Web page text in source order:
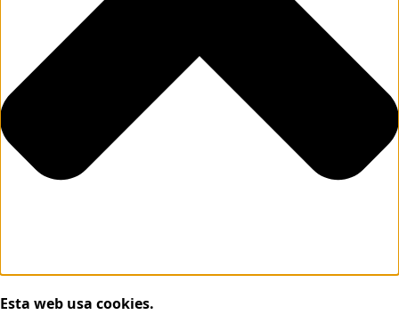
Esta web usa cookies.